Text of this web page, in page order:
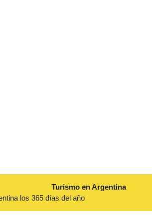
Turismo en Argentina
los 365 días del año